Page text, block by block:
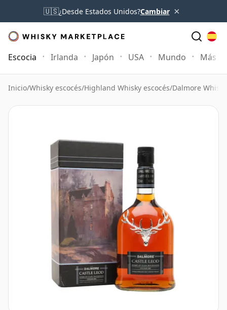
🇺🇸¿Desde Estados Unidos?Cambiar ×
Escocia Irlanda Japón USA Mundo Más
Inicio/Whisky escocés/Highland Whisky escocés/Dalmore Whisky